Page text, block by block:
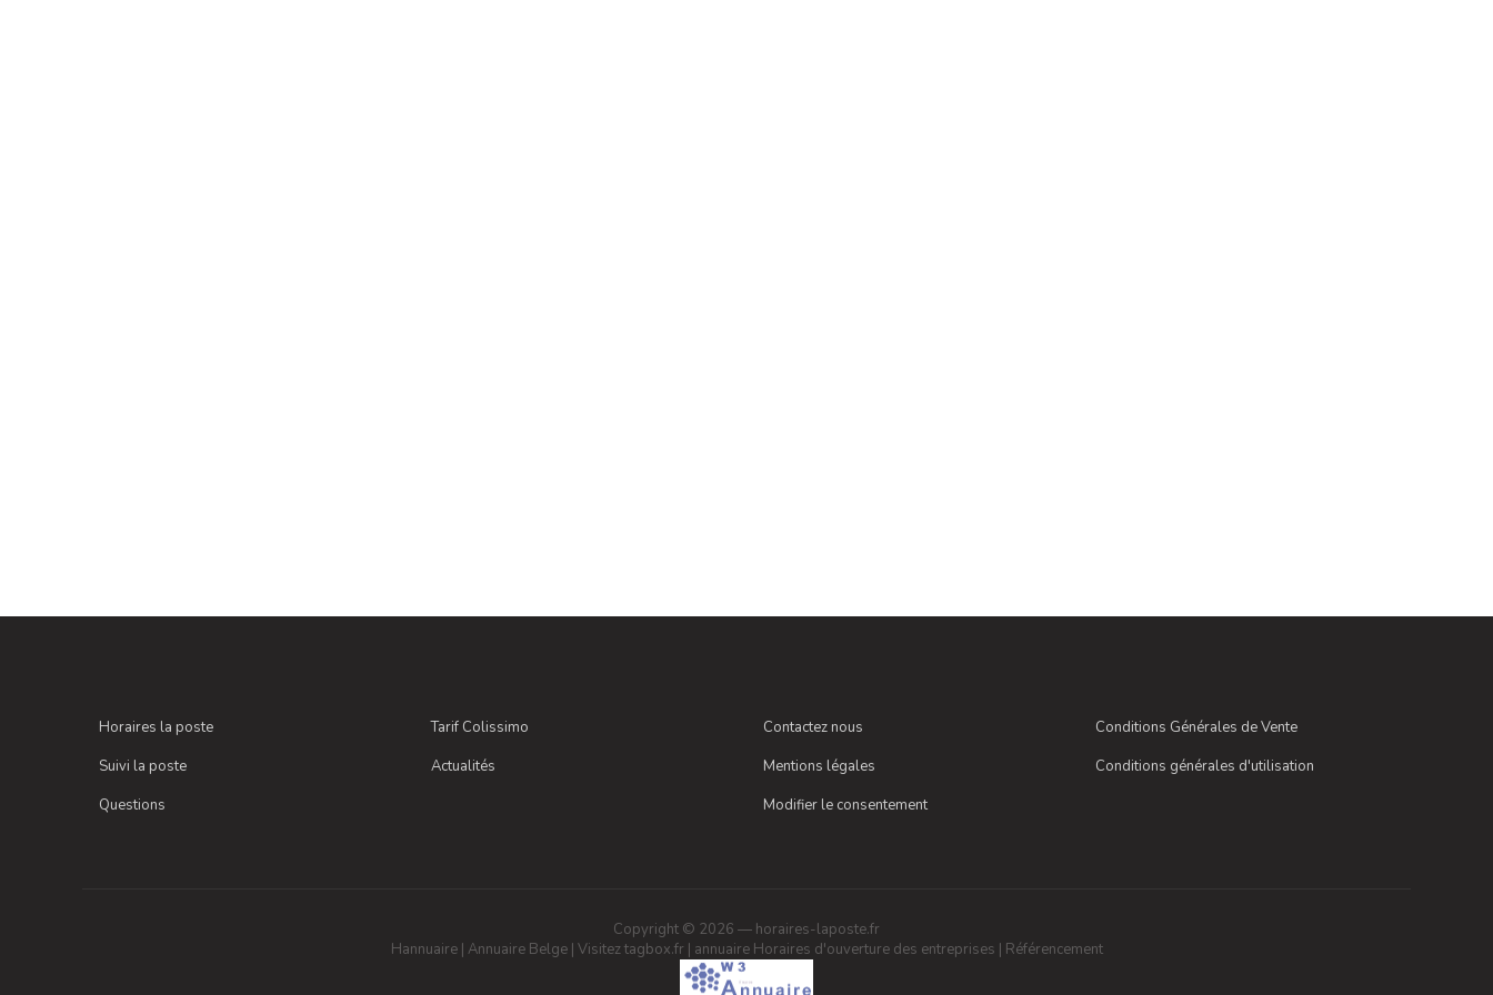
Horaires la poste
Suivi la poste
Questions
Tarif Colissimo
Actualités
Contactez nous
Mentions légales
Modifier le consentement
Conditions Générales de Vente
Conditions générales d'utilisation
Copyright © 2026 — horaires-laposte.fr
Hannuaire| Annuaire Belge| Visitez tagbox.fr | annuaire Horaires d'ouverture des entreprises | Référencement